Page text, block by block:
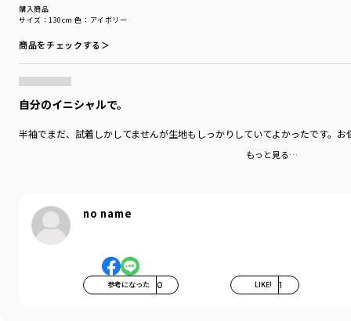
購入商品
サイズ：130cm 色：アイボリー
商品をチェックする＞
自分のイニシャルで。
半袖でまだ、試着しかしてませんが生地もしっかりしていてよかったです。
もっと見る…
no name
参考になった 0 LIKE! 1